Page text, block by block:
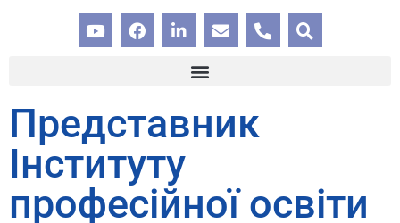
Представник
Інституту
професійної освіти